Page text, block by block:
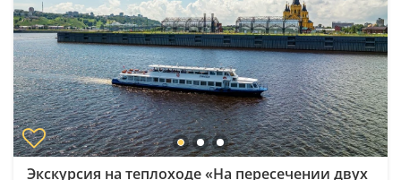
Экскурсия на теплоходе «На пересечении двух